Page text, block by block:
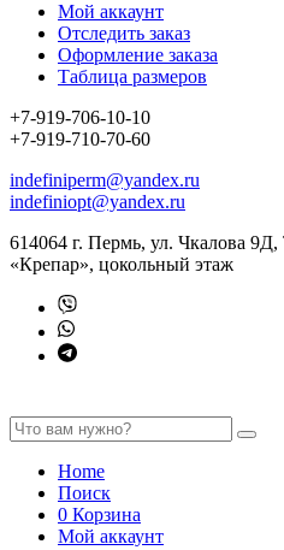
Мой аккаунт
Отследить заказ
Оформление заказа
Таблица размеров
+7-919-706-10-10
+7-919-710-70-60
indefiniperm@yandex.ru
indefiniopt@yandex.ru
614064 г. Пермь, ул. Чкалова
«Крепар», цокольный этаж
Home
Поиск
0 Корзина
Мой аккаунт